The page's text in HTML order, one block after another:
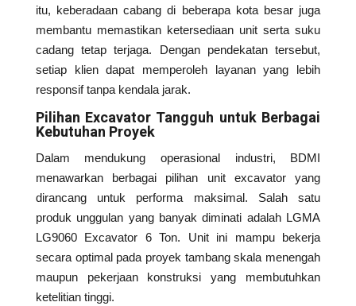
itu, keberadaan cabang di beberapa kota besar juga
membantu memastikan ketersediaan unit serta suku
cadang tetap terjaga. Dengan pendekatan tersebut,
setiap klien dapat memperoleh layanan yang lebih
responsif tanpa kendala jarak.
Pilihan Excavator Tangguh untuk Berbagai
Kebutuhan Proyek
Dalam mendukung operasional industri, BDMI
menawarkan berbagai pilihan unit excavator yang
dirancang untuk performa maksimal. Salah satu
produk unggulan yang banyak diminati adalah LGMA
LG9060 Excavator 6 Ton. Unit ini mampu bekerja
secara optimal pada proyek tambang skala menengah
maupun pekerjaan konstruksi yang membutuhkan
ketelitian tinggi.